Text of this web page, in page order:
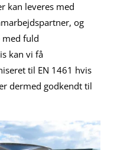
kan leveres med
og
fuld
kan vi få
til EN 1461 hvis
dermed godkendt til